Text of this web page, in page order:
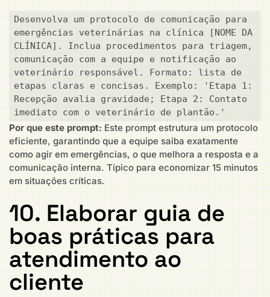
Desenvolva um protocolo de comunicação para
emergências veterinárias na clínica [NOME DA
CLÍNICA]. Inclua procedimentos para triagem,
comunicação com a equipe e notificação ao
veterinário responsável. Formato: lista de
etapas claras e concisas. Exemplo: 'Etapa 1:
Recepção avalia gravidade; Etapa 2: Contato
imediato com o veterinário de plantão.'
Por que este prompt: Este prompt estrutura um protocolo
eficiente, garantindo que a equipe saiba exatamente
como agir em emergências, o que melhora a resposta e a
comunicação interna. Típico para economizar 15 minutos
em situações críticas.
10. Elaborar guia de
boas práticas para
atendimento ao
cliente